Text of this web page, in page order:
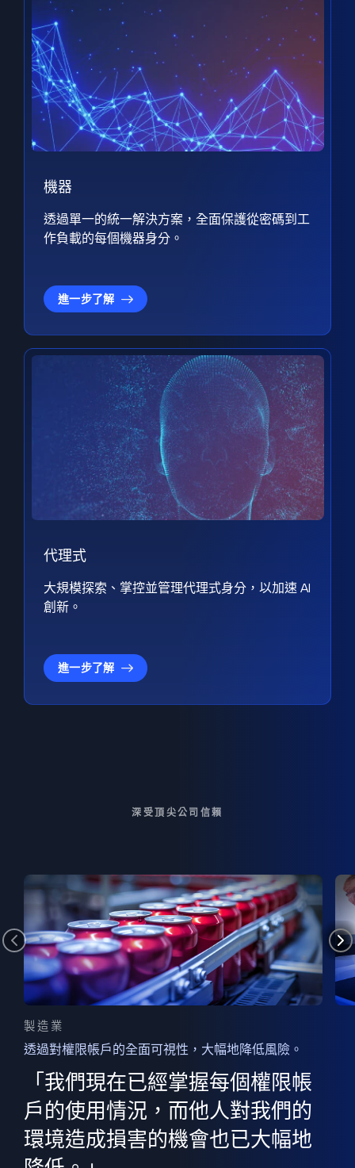
機器
透過單一的統一解決方案，全面保護從密碼到工
作負載的每個機器身分。
進一步了解
代理式
大規模探索、掌控並管理代理式身分，以加速 AI
創新。
進一步了解
深受頂尖公司信賴
製造業
透過對權限帳戶的全面可視性，大幅地降低風險。
「我們現在已經掌握每個權限帳
戶的使用情況，而他人對我們的
環境造成損害的機會也已大幅地